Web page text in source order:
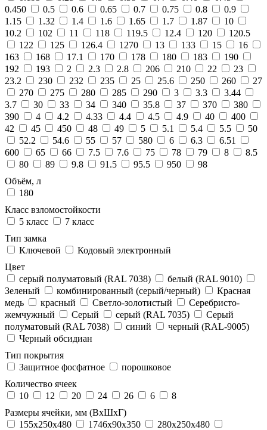
0.450
0.5 0.6 0.65 0.7 0.75 0.8
0.9
1.15
1.32 1.4 1.6 1.65 1.7 1.87
10
10.2
102 11 118 119.5 12.4 120
120.5
122
125 126.4 1270 13 133 15
16
163
168 17.1 170 178 180 183
190
192
193 2 2.3 2.8 206 210 22
23
23.2
230 232 235 25 25.6 250 260
27
270
275 280 285 290 3 3.3
3.44
3.7
30 33 34 340 35.8 37 370
380
390
4 4.2 4.33 4.4 4.5 4.9 40
400
42
45 450 48 49 5 5.1 5.4 5.5
50
52.2
54.6 55 57 580 6 6.3
6.51
600
65 66 7.5 7.6 75 78 79 8
8.5
80
89 9.8 91.5 95.5 950
98
Объём, л
180
Класс взломостойкости
5 класс
7 класс
Тип замка
Ключевой
Кодовый электронный
Цвет
cерый полуматовый (RAL 7038)
белый (RAL 9010)
Зеленый
комбинированный (серый/черный)
Красная
медь
красный Светло-золотистый
Серебристо-
жемчужный
Серый серый (RAL 7035)
Серый
полуматовый (RAL 7038)
синий
черный (RAL-9005)
Черный обсидиан
Тип покрытия
Защитное фосфатное
порошковое
Количество ячеек
10
12 20 24 26 6
8
Размеры ячейки, мм (ВхШхГ)
155x250x480
1746x90x350
280x250x480